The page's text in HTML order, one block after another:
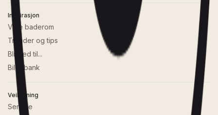
Inspirasjon
Våre baderom
Trender og tips
Bli med til...
Bildebank
Veiledning
Service